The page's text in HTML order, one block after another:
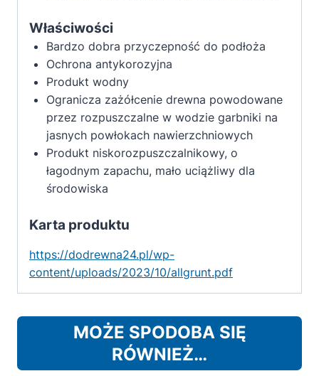
Właściwości
Bardzo dobra przyczepność do podłoża
Ochrona antykorozyjna
Produkt wodny
Ogranicza zażółcenie drewna powodowane
przez rozpuszczalne w wodzie garbniki na
jasnych powłokach nawierzchniowych
Produkt niskorozpuszczalnikowy, o
łagodnym zapachu, mało uciążliwy dla
środowiska
Karta produktu
https://dodrewna24.pl/wp-
content/uploads/2023/10/allgrunt.pdf
MOŻE SPODOBA SIĘ
RÓWNIEŻ…